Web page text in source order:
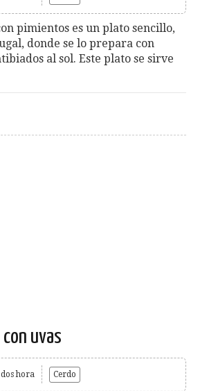
pimientos es un plato sencillo,
donde se lo prepara con
al sol. Este plato se sirve
uvas
hora Cerdo